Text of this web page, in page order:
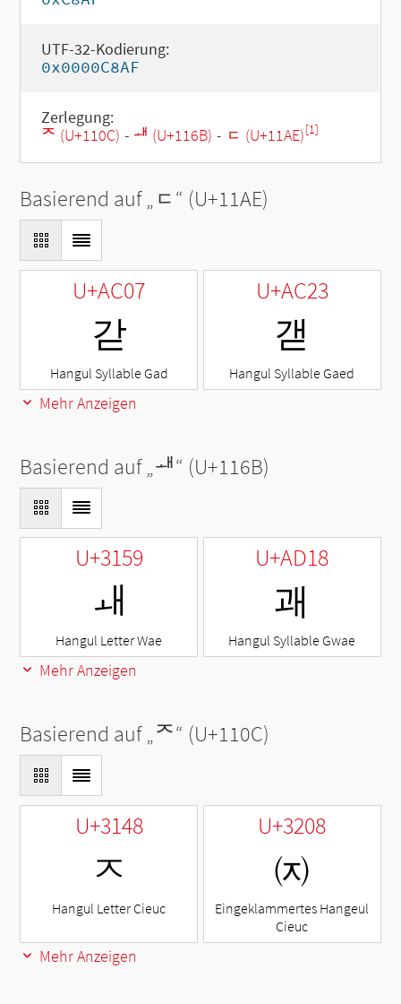
UTF-32-Kodierung:
0x0000C8AF
Zerlegung:
ᄌ (U+110C) - ᅫ (U+116B) - ᆮ (U+11AE)[1]
Basierend auf „ᆮ“ (U+11AE)
U+AC07
갇
Hangul Syllable Gad
U+AC23
갣
Hangul Syllable Gaed
Mehr Anzeigen
Basierend auf „ᅫ“ (U+116B)
U+3159
ㅙ
Hangul Letter Wae
U+AD18
괘
Hangul Syllable Gwae
Mehr Anzeigen
Basierend auf „ᄌ“ (U+110C)
U+3148
ㅈ
Hangul Letter Cieuc
U+3208
㈈
Eingeklammertes Hangeul
Cieuc
Mehr Anzeigen